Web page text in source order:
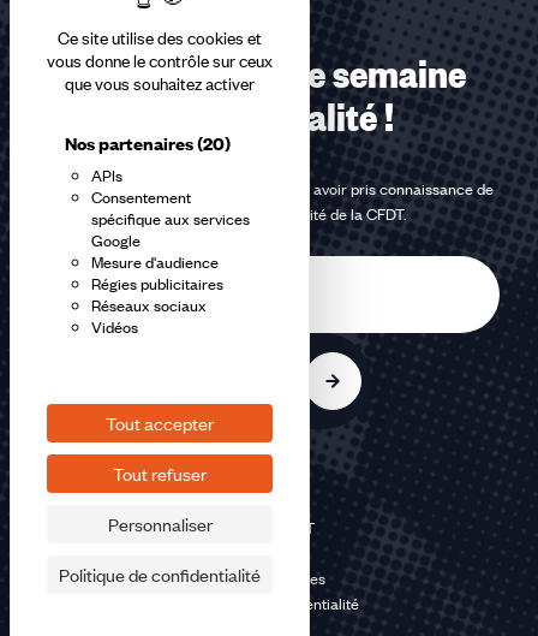
Ce site utilise des cookies et
vous donne le contrôle sur ceux
que vous souhaitez activer
Nos partenaires(20)
APIs
Consentement
spécifique aux services
Google
Mesure d'audience
Régies publicitaires
Réseaux sociaux
Vidéos
Tout accepter
Tout refuser
Personnaliser
Politique de confidentialité
Recevez chaque semaine
notre actualité !
En m'inscrivant à la newsletter, j'affirme avoir pris connaissance de
lapolitique de confidentialité de la CFDT.
©2026 CFDT
Mentions légales
Politique de confidentialité